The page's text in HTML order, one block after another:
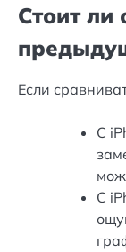
Стоит ли
Если
С
С